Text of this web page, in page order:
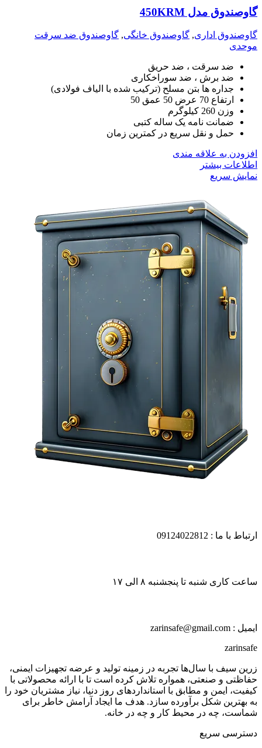
گاوصندوق مدل 450KRM
گاوصندوق اداری, گاوصندوق خانگی, گاوصندوق ضد سرقت
موحدی
ضد سرقت ، ضد حریق
ضد برش ، ضد سوراخکاری
جداره ها بتن مسلح (ترکیب شده با الیاف فولادی)
ارتفاع 70 عرض 50 عمق 50
وزن 260 کیلوگرم
ضمانت نامه یک ساله کتبی
حمل و نقل سریع در کمترین زمان
افزودن به علاقه مندی
اطلاعات بیشتر
نمایش سریع
ارتباط با ما : 09124022812
ساعت کاری شنبه تا پنجشنبه ۸ الی ۱۷
ایمیل : zarinsafe@gmail.com
zarinsafe
زرین سیف با سال‌ها تجربه در زمینه تولید و عرضه تجهیزات ایمنی،
حفاظتی و صنعتی، همواره تلاش کرده است تا با ارائه محصولاتی با
کیفیت، ایمن و مطابق با استانداردهای روز دنیا، نیاز مشتریان خود را
به بهترین شکل برآورده سازد. هدف ما ایجاد آرامش خاطر برای
شماست، چه در محیط کار و چه در خانه.
دسترسی سریع